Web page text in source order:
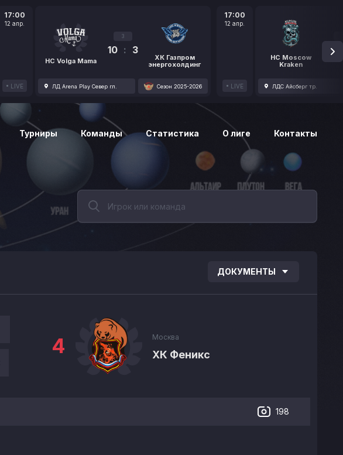
17:00
12 апр.
LIVE
HC Volga Mama
3
10 : 3
ХК Газпром
энергохолдинг
ЛД Arena Play Север гл. Сезон 2025-2026
17:00
12 апр.
LIVE
HC Moscow
Kraken
1
ЛДС Айсберг тр.
Турниры Команды Статистика О лиге Контакты
ДОКУМЕНТЫ
Москва
ХК Феникс
4
198